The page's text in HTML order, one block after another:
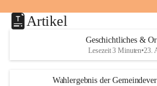
Artikel
Geschichtliches &
Lesezeit 3 Minuten•23.
Wahlergebnis der